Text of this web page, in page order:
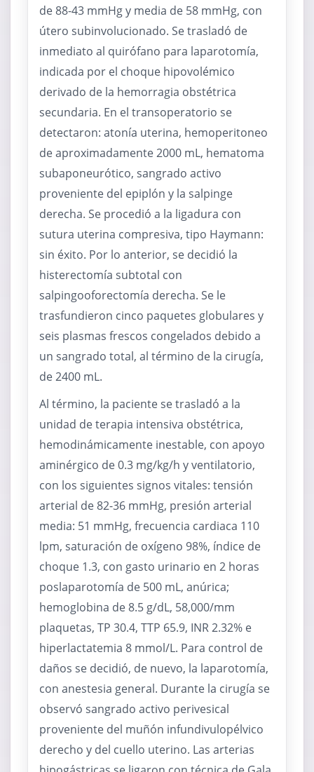
de 88-43 mmHg y media de 58 mmHg, con
útero subinvolucionado. Se trasladó de
inmediato al quirófano para laparotomía,
indicada por el choque hipovolémico
derivado de la hemorragia obstétrica
secundaria. En el transoperatorio se
detectaron: atonía uterina, hemoperitoneo
de aproximadamente 2000 mL, hematoma
subaponeurótico, sangrado activo
proveniente del epiplón y la salpinge
derecha. Se procedió a la ligadura con
sutura uterina compresiva, tipo Haymann:
sin éxito. Por lo anterior, se decidió la
histerectomía subtotal con
salpingooforectomía derecha. Se le
trasfundieron cinco paquetes globulares y
seis plasmas frescos congelados debido a
un sangrado total, al término de la cirugía,
de 2400 mL.
Al término, la paciente se trasladó a la
unidad de terapia intensiva obstétrica,
hemodinámicamente inestable, con apoyo
aminérgico de 0.3 mg/kg/h y ventilatorio,
con los siguientes signos vitales: tensión
arterial de 82-36 mmHg, presión arterial
media: 51 mmHg, frecuencia cardiaca 110
lpm, saturación de oxígeno 98%, índice de
choque 1.3, con gasto urinario en 2 horas
poslaparotomía de 500 mL, anúrica;
hemoglobina de 8.5 g/dL, 58,000/mm
plaquetas, TP 30.4, TTP 65.9, INR 2.32% e
hiperlactatemia 8 mmol/L. Para control de
daños se decidió, de nuevo, la laparotomía,
con anestesia general. Durante la cirugía se
observó sangrado activo perivesical
proveniente del muñón infundivulopélvico
derecho y del cuello uterino. Las arterias